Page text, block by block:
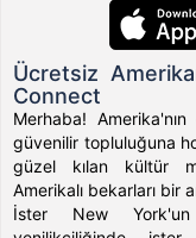
Ücretsiz
Connect
Merhaba!
güvenilir topluluğuna
güzel kılan kültür
Amerikalı bekarları bir
İster New York'un